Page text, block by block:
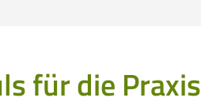
für die Praxis